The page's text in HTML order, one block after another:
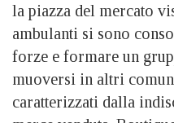
la piazza del mercato
ambulanti si sono
forze e formare un
muoversi in altri
caratterizzati dalla